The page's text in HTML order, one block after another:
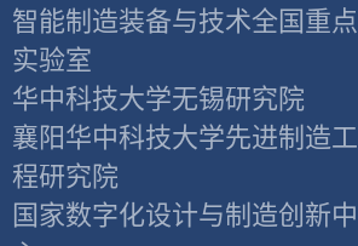
智能制造装备与技术全国重点
实验室
华中科技大学无锡研究院
襄阳华中科技大学先进制造工
程研究院
国家数字化设计与制造创新中